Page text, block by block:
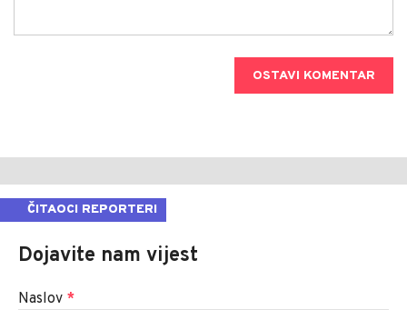
OSTAVI KOMENTAR
ČITAOCI REPORTERI
Dojavite nam vijest
Naslov *